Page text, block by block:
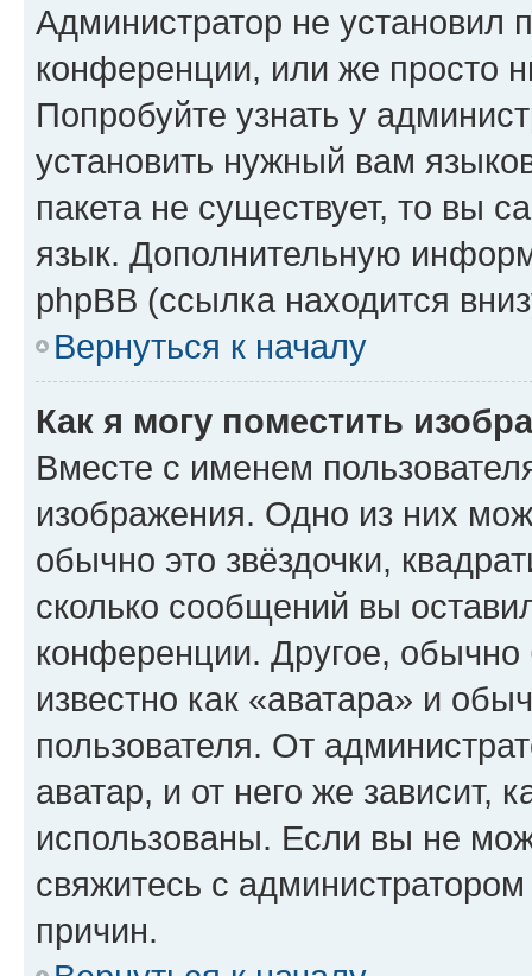
Администратор не установил
конференции, или же просто
Попробуйте узнать у
установить нужный вам
пакета не существует, то вы
язык. Дополнительную
phpBB (ссылка находится
Вернуться к началу
Как я могу поместить
Вместе с именем
изображения. Одно из них
обычно это звёздочки,
сколько сообщений вы
конференции. Другое,
известно как «аватара» и
пользователя. От
аватар, и от него же зависит,
использованы. Если вы не
свяжитесь с
причин.